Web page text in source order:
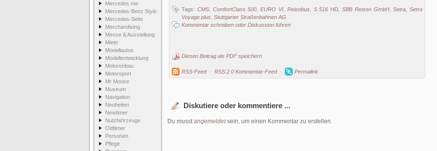
Mercedes me
Mercedes-Benz Style
Mercedes-Seite
Merchandising
Messe & Ausstellung
Miete
Modellautos
Modellentwicklung
Motorenbau
Motorsport
Mr Moose
Museum
Navigation
Neuheiten
Newtimer
Nutzfahrzeuge
Oldtimer
Personen
Pflege
Tags: CMS, ComfortClass 500 ,EURO VI, Reisebus S 516 HD SBB Reisen GmbH,Setra ,Setra
Voyage plus Stuttgarter Straßenbahnen AG
Kommentar schreiben oder Diskussion führen
Diesen Beitrag als PDF speichern
RSS-Feed· RSS 2.0 Kommentar-Feed· Permalink
Diskutiere oder kommentiere ...
Du musstangemeldetsein, um einen Kommentar zu erstellen.